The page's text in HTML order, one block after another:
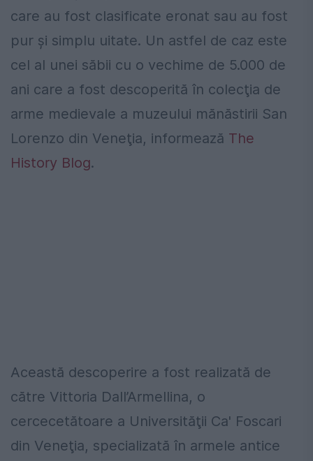
care au fost clasificate eronat sau au fost
pur şi simplu uitate. Un astfel de caz este
cel al unei săbii cu o vechime de 5.000 de
ani care a fost descoperită în colecţia de
arme medievale a muzeului mănăstirii San
Lorenzo din Veneţia, informează The
History Blog.
Această descoperire a fost realizată de
către Vittoria Dall’Armellina, o
cercecetătoare a Universităţii Ca' Foscari
din Veneţia, specializată în armele antice